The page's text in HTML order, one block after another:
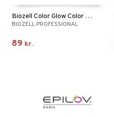
Biozell Color Glow Color Removing Shampoo
BIOZELL PROFESSIONAL
89 kr.